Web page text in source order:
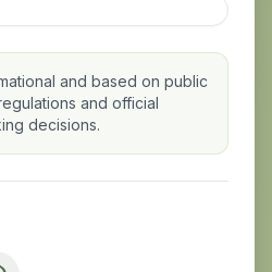
and based on public
and official
decisions.